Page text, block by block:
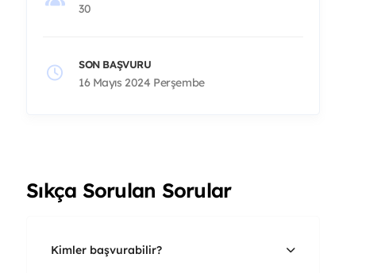
30
SON BAŞVURU
16 Mayıs 2024 Perşembe
Sıkça Sorulan Sorular
Kimler başvurabilir?